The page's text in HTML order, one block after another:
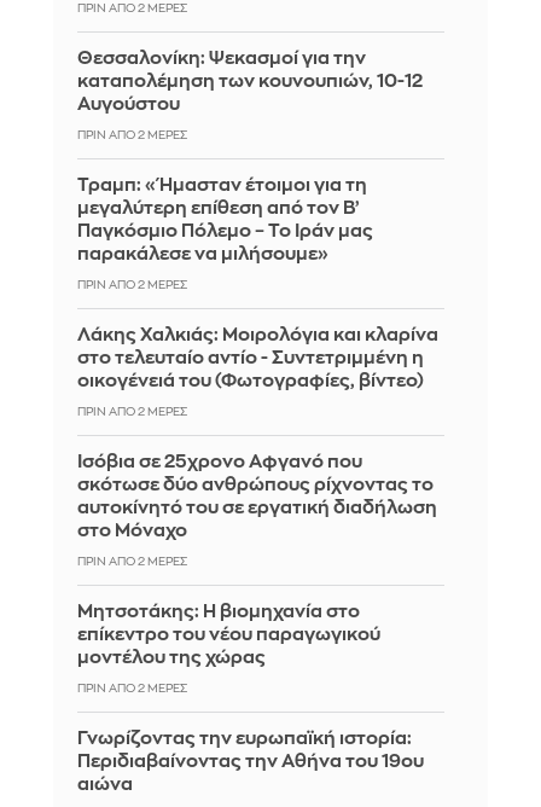
ΠΡΙΝ ΑΠΌ 2 ΜΈΡΕΣ
Θεσσαλονίκη: Ψεκασμοί για την
καταπολέμηση των κουνουπιών, 10-12
Αυγούστου
ΠΡΙΝ ΑΠΌ 2 ΜΈΡΕΣ
Τραμπ: «Ήμασταν έτοιμοι για τη
μεγαλύτερη επίθεση από τον Β’
Παγκόσμιο Πόλεμο – Το Ιράν μας
παρακάλεσε να μιλήσουμε»
ΠΡΙΝ ΑΠΌ 2 ΜΈΡΕΣ
Λάκης Χαλκιάς: Mοιρολόγια και κλαρίνα
στο τελευταίο αντίο - Συντετριμμένη η
οικογένειά του (Φωτογραφίες, βίντεο)
ΠΡΙΝ ΑΠΌ 2 ΜΈΡΕΣ
Ισόβια σε 25χρονο Αφγανό που
σκότωσε δύο ανθρώπους ρίχνοντας το
αυτοκίνητό του σε εργατική διαδήλωση
στο Μόναχο
ΠΡΙΝ ΑΠΌ 2 ΜΈΡΕΣ
Μητσοτάκης: Η βιομηχανία στο
επίκεντρο του νέου παραγωγικού
μοντέλου της χώρας
ΠΡΙΝ ΑΠΌ 2 ΜΈΡΕΣ
Γνωρίζοντας την ευρωπαϊκή ιστορία:
Περιδιαβαίνοντας την Αθήνα του 19ου
αιώνα